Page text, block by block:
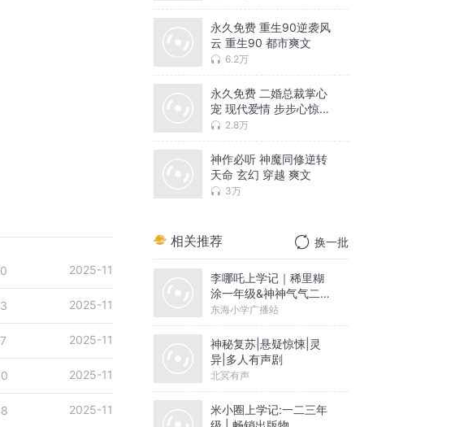
2025-11
2025-11
2025-11
2025-11
2025-11
永久免费 重生90逆袭风
云 重生90 都市爽文
6.2万
永久免费 二婚总裁掌心
宠 现代爱情 步步心惊
甜宠2.8万
神作必听 神魔同修逆转
天命 玄幻 穿越 爽文
3万
相关推荐 换一批
李哪吒上学记｜稀里糊
涂一年级&神神气气二年
级
东海小学广播站
神秘复苏|悬疑惊悚|灵
异|多人有声剧
北冥有声
米小圈上学记:一二三年